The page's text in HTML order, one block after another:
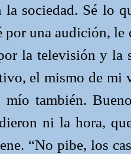
la sociedad. Sé lo
por una audición,
la televisión y la
el mismo de mi
mío también.
ni la hora,
“No pibe, los